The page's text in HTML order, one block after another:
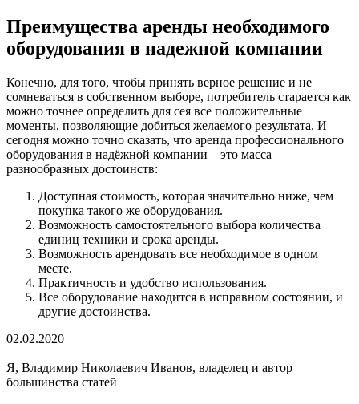
Преимущества аренды необходимого
оборудования в надежной компании
Конечно, для того, чтобы принять верное решение и не
сомневаться в собственном выборе, потребитель старается как
можно точнее определить для сея все положительные
моменты, позволяющие добиться желаемого результата. И
сегодня можно точно сказать, что аренда профессионального
оборудования в надёжной компании – это масса
разнообразных достоинств:
Доступная стоимость, которая значительно ниже, чем
покупка такого же оборудования.
Возможность самостоятельного выбора количества
единиц техники и срока аренды.
Возможность арендовать все необходимое в одном
месте.
Практичность и удобство использования.
Все оборудование находится в исправном состоянии, и
другие достоинства.
02.02.2020
Я, Владимир Николаевич Иванов, владелец и автор
большинства статей